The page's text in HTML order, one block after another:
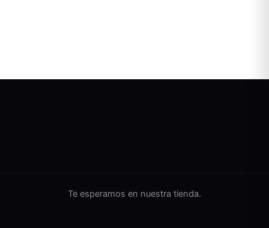
Te esperamos en nuestra tienda.